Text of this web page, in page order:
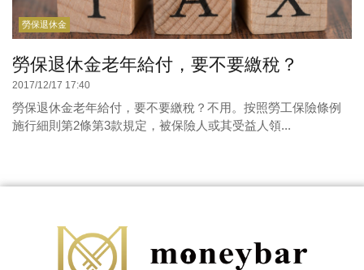
勞保退休金
勞保退休金老年給付，要不要繳稅？
2017/12/17 17:40
勞保退休金老年給付，要不要繳稅？不用。按照勞工保險條例
施行細則第2條第3款規定，被保險人或其受益人領...